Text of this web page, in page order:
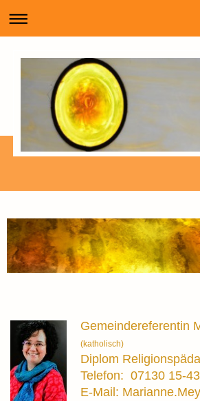
Gemeindereferentin
(katholisch)
Diplom
Telefon: 07130 15-
E-Mail: